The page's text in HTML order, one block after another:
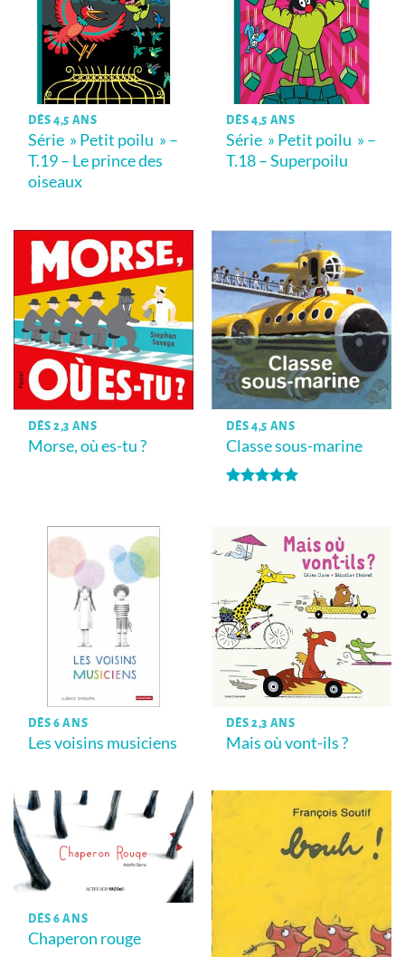
DÈS 4,5 ANS
Série » Petit poilu » –
T.19 – Le prince des
oiseaux
DÈS 4,5 ANS
Série » Petit poilu » –
T.18 – Superpoilu
DÈS 2,3 ANS
Morse, où es-tu ?
DÈS 4,5 ANS
Classe sous-marine
DÈS 6 ANS
Les voisins musiciens
DÈS 2,3 ANS
Mais où vont-ils ?
DÈS 6 ANS
Chaperon rouge